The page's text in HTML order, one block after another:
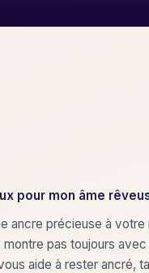
pour mon âme
ancre précieuse à
pas toujours
aide à rester ancré,